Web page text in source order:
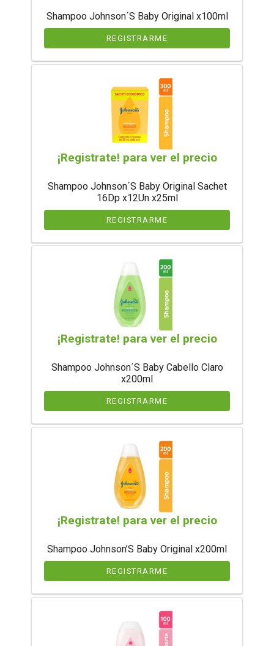
Shampoo Johnson´S Baby Original x100ml
REGISTRARME
¡Registrate! para ver el precio
Shampoo Johnson´S Baby Original Sachet
16Dp x12Un x25ml
REGISTRARME
¡Registrate! para ver el precio
Shampoo Johnson´S Baby Cabello Claro
x200ml
REGISTRARME
¡Registrate! para ver el precio
Shampoo Johnson’S Baby Original x200ml
REGISTRARME